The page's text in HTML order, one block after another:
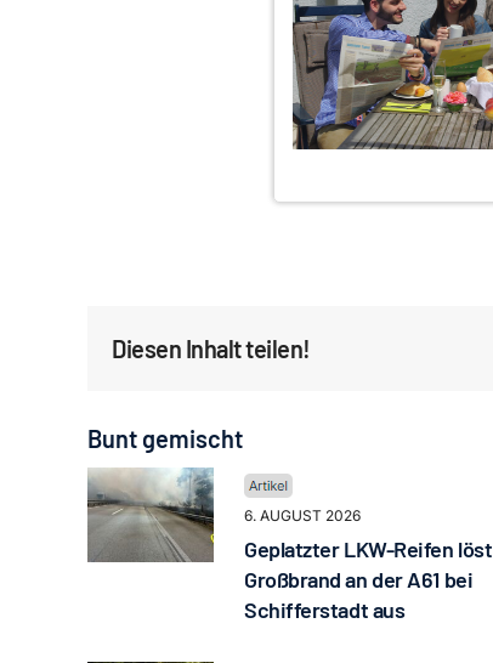
Diesen Inhalt teilen!
Bunt gemischt
6. AUGUST 2026
Geplatzter LKW-Reifen löst
Großbrand an der A61 bei
Schifferstadt aus